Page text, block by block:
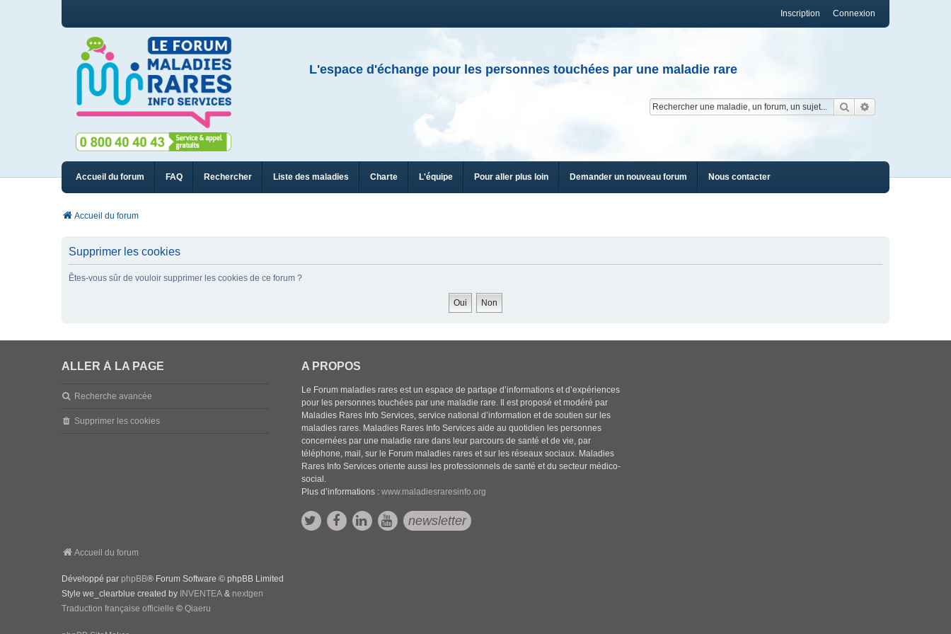
Connexion
Inscription
L'espace d'échange pour les personnes touchées par une maladie rare
Rechercher
Accueil du forum FAQ Rechercher Liste des maladies Charte L'équipe Pour aller plus loin Demander un nouveau forum Nous contacter
Accueil du forum
Supprimer les cookies
Êtes-vous sûr de vouloir supprimer les cookies de ce forum ?
ALLER À LA PAGE
Recherche avancée
Supprimer les cookies
A PROPOS
Le Forum maladies rares est un espace de partage d’informations et d’expériences
pour les personnes touchées par une maladie rare. Il est proposé et modéré par
Maladies Rares Info Services, service national d’information et de soutien sur les
maladies rares. Maladies Rares Info Services aide au quotidien les personnes
concernées par une maladie rare dans leur parcours de santé et de vie, par
téléphone, mail, sur le Forum maladies rares et sur les réseaux sociaux. Maladies
Rares Info Services oriente aussi les professionnels de santé et du secteur médico-
social.
Plus d’informations :www.maladiesraresinfo.org
newsletter
Accueil du forum
Développé par phpBB® Forum Software © phpBB Limited
Style we_clearblue created by INVENTEA & nextgen
Traduction française officielle © Qiaeru